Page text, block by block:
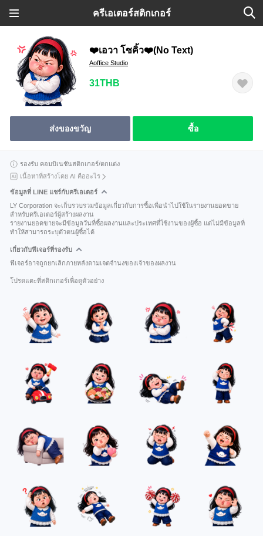
ครีเอเตอร์สติกเกอร์
❤️เอวา โซคิ้ว❤️(No Text)
Aoffice Studio
31THB
ส่งของขวัญ ซื้อ
รองรับ คอมบิเนชันสติกเกอร์/ตกแต่ง
เนื้อหาที่สร้างโดย AI คืออะไร
ข้อมูลที่ LINE แชร์กับครีเอเตอร์
LY Corporation จะเก็บรวบรวมข้อมูลเกี่ยวกับการซื้อเพื่อนำไปใช้ในรายงานยอดขาย
สำหรับครีเอเตอร์ผู้สร้างผลงาน
รายงานยอดขายจะมีข้อมูลวันที่ซื้อผลงานและประเทศที่ใช้งานของผู้ซื้อ แต่ไม่มีข้อมูลที่
ทำให้สามารถระบุตัวตนผู้ซื้อได้
เกี่ยวกับฟีเจอร์ที่รองรับ
ฟีเจอร์อาจถูกยกเลิกภายหลังตามเจตจำนงของเจ้าของผลงาน
โปรดแตะที่สติกเกอร์เพื่อดูตัวอย่าง